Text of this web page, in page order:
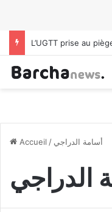
Accueil / أسامة الدراجي
الدراجي